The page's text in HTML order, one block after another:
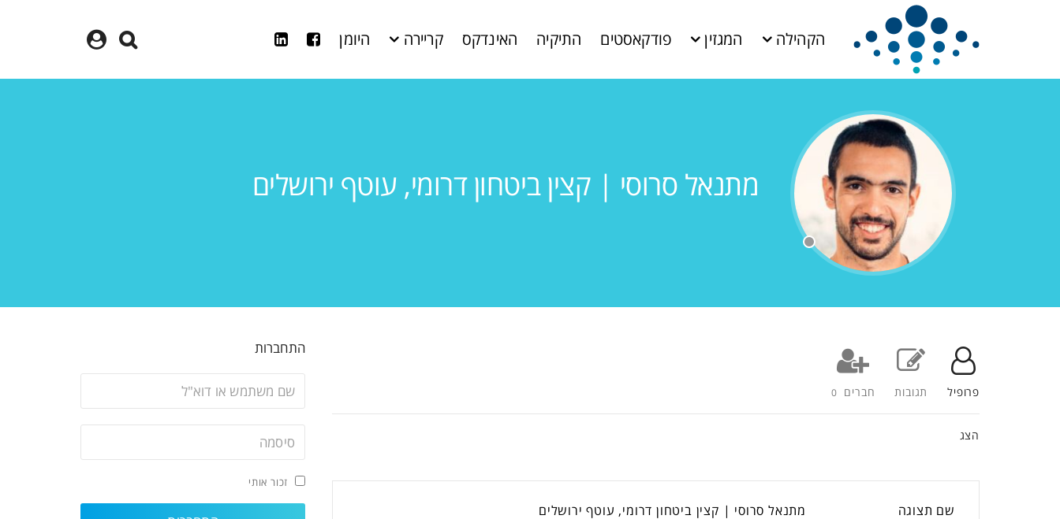
הקהילה המגזין פודקאסטים התיקיה האינדקס קריירה היומן
מתנאל סרוסי | קצין ביטחון דרומי, עוטף ירושלים
פרופיל תגובות חברים 0
הצג
שם תצוגה
מתנאל סרוסי | קצין ביטחון דרומי, עוטף ירושלים
התחברות
זכור אותי